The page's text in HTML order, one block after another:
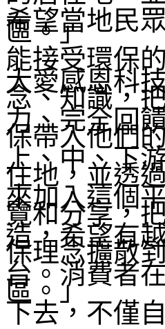
區。」
大愛感恩科
力、完全回
上、中、下
來加入這個
造，希望有
台。消費者
下去，不僅